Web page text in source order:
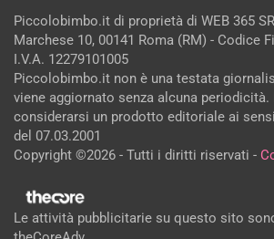
Piccolobimbo.it di proprietà di WEB 365
Marchese 10, 00141 Roma (RM) - Codice
I.V.A. 12279101005
Piccolobimbo.it non è una testata
viene aggiornato senza alcuna
considerarsi un prodotto editoriale ai
del 07.03.2001
Copyright ©2026 - Tutti i diritti riservati -
Le attività pubblicitarie su questo sito